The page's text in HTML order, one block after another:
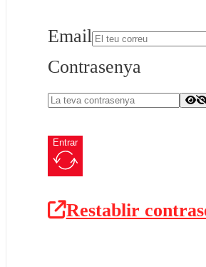
Email
Contrasenya
Entrar
Restablir